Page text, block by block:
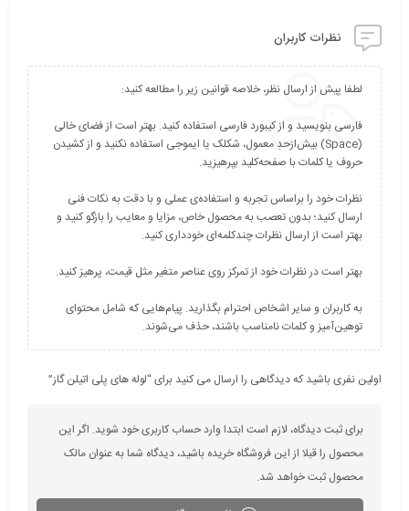
نظرات کاربران
فارسی بنویسید و از کیبورد فارسی استفاده کنید. بهتر است از فضای خالی
(Space) بیش‌از‌حدِ معمول، شکلک یا ایموجی استفاده نکنید و از کشیدن
نظرات خود را براساس تجربه و استفاده‌ی عملی و با دقت به نکات فنی
ارسال کنید؛ بدون تعصب به محصول خاص، مزایا و معایب را بازگو کنید و
به کاربران و سایر اشخاص احترام بگذارید. پیام‌هایی که شامل محتوای
توهین‌آمیز و کلمات نامناسب باشند، حذف می‌شوند.
اولین نفری باشید که دیدگاهی را ارسال می کنید برای “لوله های پلی اتیلن گاز”
برای ثبت دیدگاه، لازم است ابتدا وارد حساب کاربری خود شوید. اگر این
محصول را قبلا از این فروشگاه خریده باشید، دیدگاه شما به عنوان مالک
محصول ثبت خواهد شد.